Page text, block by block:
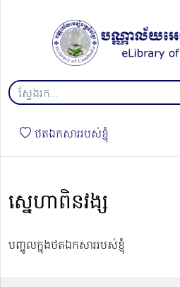
ថតឯកសាររបស់ខ្ញុំ
ស្នេហាពិនវង្ស
បញ្ចូលក្នុងថតឯកសាររបស់ខ្ញុំ